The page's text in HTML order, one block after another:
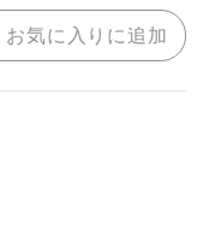
お気に入りに追加